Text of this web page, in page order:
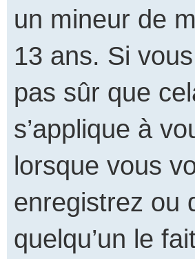
un mineur de
13 ans. Si vous
pas sûr que
s’applique à
lorsque vous
enregistrez ou
quelqu’un le